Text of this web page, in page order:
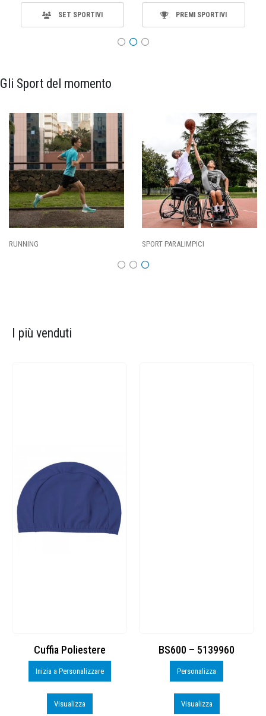
SET SPORTIVI PREMI SPORTIVI
Gli Sport del momento
SPORT PARALIMPICI CALCIO
I più venduti
Cuffia Poliestere
Inizia a Personalizzare
Visualizza
BS600 – 5139960
Personalizza
Visualizza